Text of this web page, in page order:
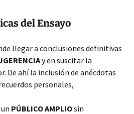
del Ensayo
llegar a conclusiones definitivas
y en suscitar la
De ahí la inclusión de anécdotas
personales,
PÚBLICO AMPLIOsin